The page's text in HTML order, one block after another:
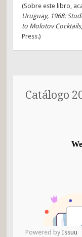
(Sobre este libro,
Uruguay, 1968:
to Molotov Cocktails
Press.)
Catálogo
Powered by Issuu